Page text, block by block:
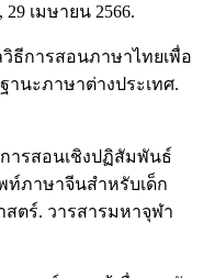
เมษายน 2566.
ธีการสอนภาษาไทยเพื่อ
านะภาษาต่างประเทศ.
ารสอนเชิงปฏิสัมพันธ์
ท์ภาษาจีนสำหรับเด็ก
ตร์. วารสารมหาจุฬา